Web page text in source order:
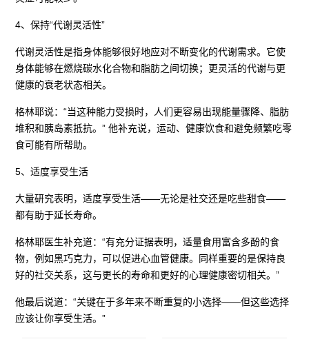
4、保持“代谢灵活性”
代谢灵活性是指身体能够很好地应对不断变化的代谢需求。它使
身体能够在燃烧碳水化合物和脂肪之间切换；更灵活的代谢与更
健康的衰老状态相关。
格林耶说：“当这种能力受损时，人们更容易出现能量骤降、脂肪
堆积和胰岛素抵抗。” 他补充说，运动、健康饮食和避免频繁吃零
食可能有所帮助。
5、适度享受生活
大量研究表明，适度享受生活——无论是社交还是吃些甜食——
都有助于延长寿命。
格林耶医生补充道：“有充分证据表明，适量食用富含多酚的食
物，例如黑巧克力，可以促进心血管健康。同样重要的是保持良
好的社交关系，这与更长的寿命和更好的心理健康密切相关。”
他最后说道：“关键在于多年来不断重复的小选择——但这些选择
应该让你享受生活。”